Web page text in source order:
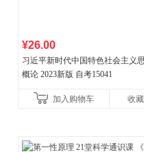
¥26.00
习近平新时代中国特色社会主义
概论 2023新版 自考15041
加入购物车 收藏